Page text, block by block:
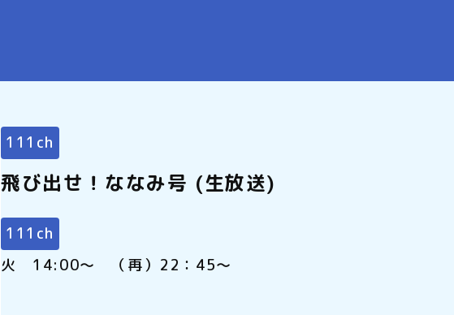
111ch
飛び出せ！ななみ号 (生放送)
111ch
火 14:00～ （再）22：45～